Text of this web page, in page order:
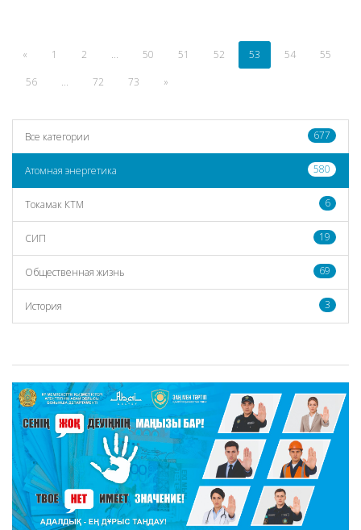
« 1 2 ... 50 51 52 53 54
55
56
... 72 73 »
Все категории 677
Атомная энергетика 580
Токамак КТМ 6
СИП 19
Общественная жизнь 69
История 3